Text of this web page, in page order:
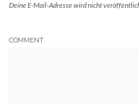
Deine E-Mail-Adresse wird nicht
COMMENT